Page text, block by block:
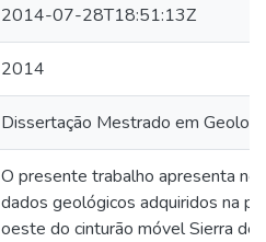
2014-07-28T18:51:13Z
2014
Dissertação Mestrado em
O presente trabalho apresenta
dados geológicos adquiridos na
oeste do cinturão móvel Sierra de